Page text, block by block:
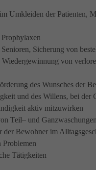
& Co KG
88
uns per Email
pflege.de
Umkleiden der Patienten,
Sicherung von
Wiedergewinnung von
des Wunsches der
und des Willens, bei der
aktiv mitzuwirken
Teil– und Ganzwaschungen
der Bewohner im
Problemen
Tätigkeiten